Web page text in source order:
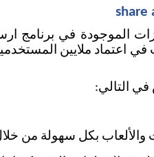
التالي:
والألعاب بكل سهولة من